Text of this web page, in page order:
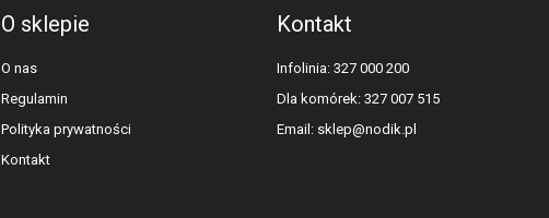
O sklepie
O nas
Regulamin
Polityka prywatności
Kontakt
Kontakt
Infolinia: 327 000 200
Dla komórek: 327 007 515
Email: sklep@nodik.pl